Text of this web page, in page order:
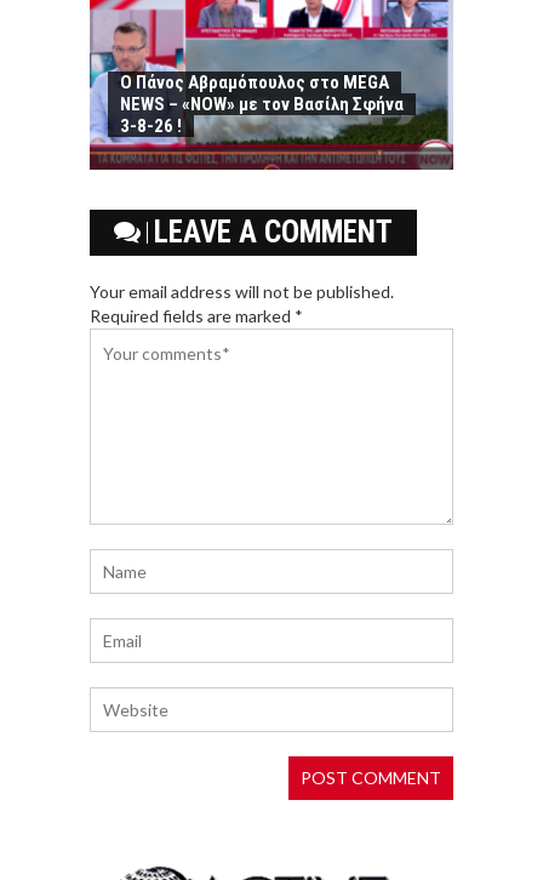
Ο Πάνος Αβραμόπουλος στο MEGA
NEWS – «NOW» με τον Βασίλη Σφήνα
3-8-26 !
LEAVE A COMMENT
Your email address will not be published.
Required fields are marked *